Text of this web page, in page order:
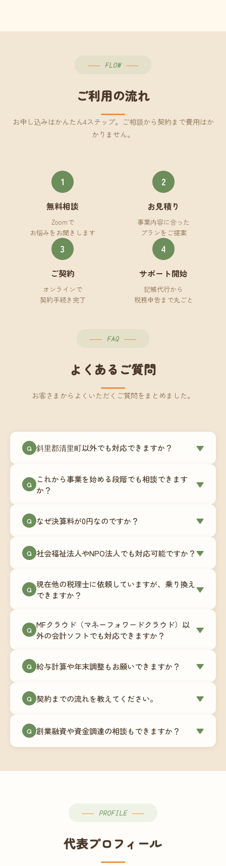
FLOW
ご利用の流れ
お申し込みはかんたん4ステップ。ご相談から契約まで費用はか
かりません。
1
無料相談
Zoomで
お悩みをお聞きします
2
お見積り
事業内容に合った
プランをご提案
3
ご契約
オンラインで
契約手続き完了
4
サポート開始
記帳代行から
税務申告まで丸ごと
FAQ
よくあるご質問
お客さまからよくいただくご質問をまとめました。
Q 斜里郡清里町以外でも対応できますか？ ▼
す。Zoomやチャットツールを使ったオンラインで
のやり取りが中心ですので、地域を問わずサポー
地域の事業者さまにご利用いただいています。
Q
これから事業を始める段階でも相談できます
か？
▼
180,000円〜）をご用意しています。事業計画の段
談にも対応しています。
Q なぜ決算料が0円なのですか？ ▼
次で進めています。そのため、決算時に追加の作
リプション型の料金体系を実現しています。年間
コストが事前にわかるので、資金繰りの見通しも
Q 社会福祉法人やNPO法人でも対応可能ですか？▼
は営利法人とは会計基準や監査要件が異なるた
め、別途お見積りとなります。まずはお気軽にご
Q 現在他の税理士に依頼していますが、乗り換え
できますか？
▼
ます。前任の税理士事務所との連携や、過去の帳
簿データの移行もお手伝いします。決算期のタイ
での変更も対応可能です。
Q MFクラウド（マネーフォワードクラウド）以
外の会計ソフトでも対応できますか？
▼
供しています。これから会計ソフトを導入される
します。freee・弥生会計等をご利用中の場合は、
Q 給与計算や年末調整もお願いできますか？ ▼
怠集計あり／5名まで）は月額15,000円〜、年末調
す。人数が増える場合は別途お見積りします。
Q 契約までの流れを教えてください。 ▼
（30〜60分）でご事業内容・ご要望のヒアリング
→ ③お見積り・ご契約 → ④MFクラウドの初期設
談から契約まで費用は発生しませんので、お気軽
Q 創業融資や資金調達の相談もできますか？ ▼
PROFILE
代表プロフィール